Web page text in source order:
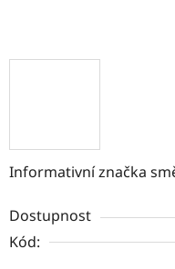
Informativní značka
Dostupnost
Kód: